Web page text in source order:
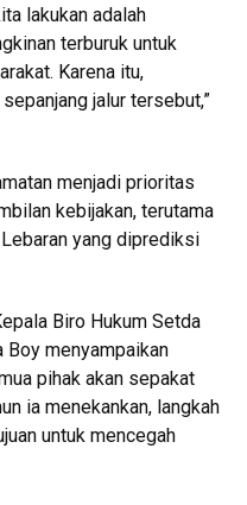
lakukan adalah
terburuk untuk
Karena itu,
jalur tersebut,”
menjadi prioritas
kebijakan, terutama
yang diprediksi
Biro Hukum Setda
Boy menyampaikan
pihak akan sepakat
ia menekankan, langkah
untuk mencegah